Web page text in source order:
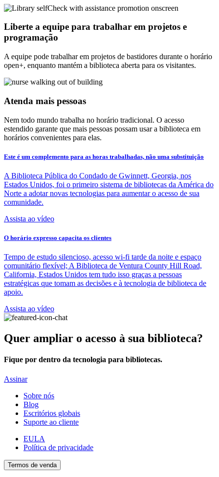
Liberte a equipe para trabalhar em projetos e
programação
A equipe pode trabalhar em projetos de bastidores durante o horário
open+, enquanto mantém a biblioteca aberta para os visitantes.
Atenda mais pessoas
Nem todo mundo trabalha no horário tradicional. O acesso
estendido garante que mais pessoas possam usar a biblioteca em
horários convenientes para elas.
Este é um complemento para as horas trabalhadas, não uma substituição
A Biblioteca Pública do Condado de Gwinnett, Georgia, nos
Estados Unidos, foi o primeiro sistema de bibliotecas da América do
Norte a adotar novas tecnologias para aumentar o acesso de sua
comunidade.
Assista ao vídeo
O horário expresso capacita os clientes
Tempo de estudo silencioso, acesso wi-fi tarde da noite e espaço
comunitário flexível; A Biblioteca de Ventura County Hill Road,
California, Estados Unidos tem tudo isso graças a pessoas
estratégicas que tomam as decisões e à tecnologia de biblioteca de
apoio.
Assista ao vídeo
Quer ampliar o acesso à sua biblioteca?
Fique por dentro da tecnologia para bibliotecas.
Assinar
Sobre nós
Blog
Escritórios globais
Suporte ao cliente
EULA
Política de privacidade
Termos de venda